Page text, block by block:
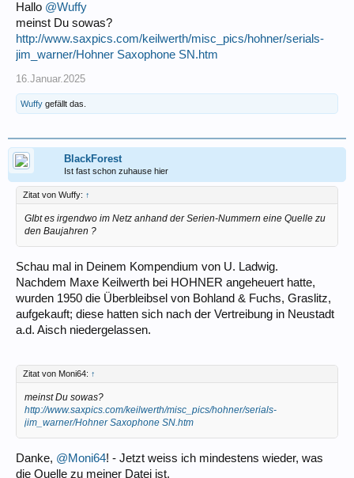
Hallo @Wuffy
meinst Du sowas?
http://www.saxpics.com/keilwerth/misc_pics/hohner/serials-
jim_warner/Hohner Saxophone SN.htm
16.Januar.2025
Wuffy gefällt das.
BlackForest
Ist fast schon zuhause hier
Zitat von Wuffy: ↑
GIbt es irgendwo im Netz anhand der Serien-Nummern eine Quelle zu
den Baujahren ?
Schau mal in Deinem Kompendium von U. Ladwig.
Nachdem Maxe Keilwerth bei HOHNER angeheuert hatte,
wurden 1950 die Überbleibsel von Bohland & Fuchs, Graslitz,
aufgekauft; diese hatten sich nach der Vertreibung in Neustadt
a.d. Aisch niedergelassen.
Zitat von Moni64: ↑
meinst Du sowas?
http://www.saxpics.com/keilwerth/misc_pics/hohner/serials-
jim_warner/Hohner Saxophone SN.htm
Danke, @Moni64! - Jetzt weiss ich mindestens wieder, was
die Quelle zu meiner Datei ist.